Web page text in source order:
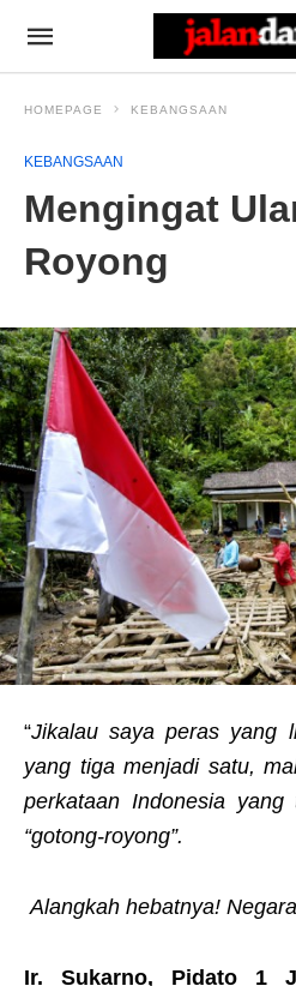
HOMEPAGE KEBANGSAAN
KEBANGSAAN
Mengingat
Royong
“Jikalau saya peras yang
yang tiga menjadi satu,
perkataan Indonesia
“gotong-royong”.
Alangkah hebatnya!
Ir. Sukarno, Pidato 1